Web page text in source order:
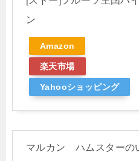
ン
Amazon
楽天市場
Yahooショッピング
マルカン ハムスターの